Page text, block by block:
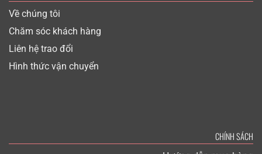
Về chúng tôi
Chăm sóc khách hàng
Liên hệ trao đổi
Hình thức vận chuyển
CHÍNH SÁCH